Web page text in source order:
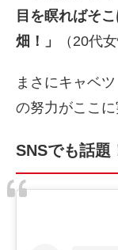
目を瞑ればそ
畑！」
（20代
まさにキャベ
の努力がここに
SNSでも話題